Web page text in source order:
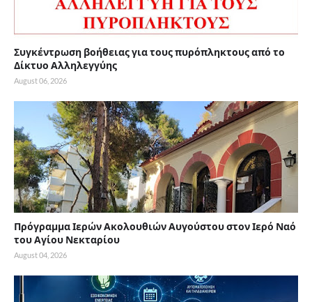
Συγκέντρωση βοήθειας για τους πυρόπληκτους από το
Δίκτυο Αλληλεγγύης
August 06, 2026
Πρόγραμμα Ιερών Ακολουθιών Αυγούστου στον Ιερό Ναό
του Αγίου Νεκταρίου
August 04, 2026